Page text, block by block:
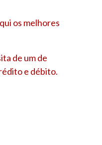
os melhores
de um de
e débito.